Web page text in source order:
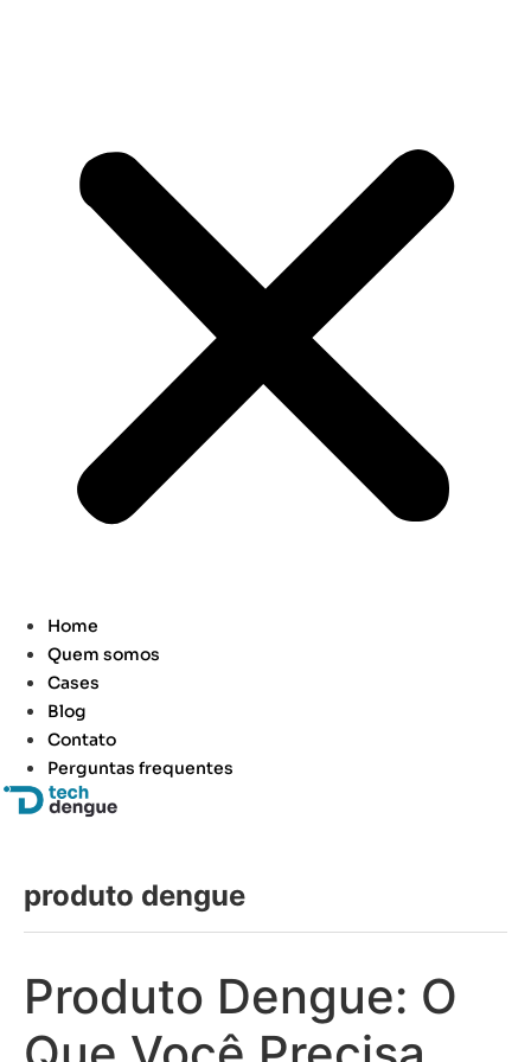
Home
Quem somos
Cases
Blog
Contato
Perguntas frequentes
produto dengue
Produto Dengue: O